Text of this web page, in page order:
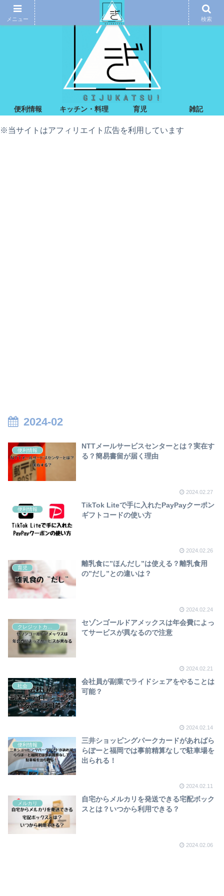
便利情報 キッチン・料理 育児 雑記
※当サイトはアフィリエイト広告を利用しています
2024-02
便利情報
NTTメールサービスセンターとは？実在す
る？簡易書留が届く理由
2024.02.27
便利情報
TikTok Liteで手に入れたPayPayクーポン
ギフトコードの使い方
2024.02.26
育児
離乳食に”ほんだし”は使える？離乳食用
の”だし”との違いは？
2024.02.24
クレジットカード
セゾンゴールドアメックスは年会費によっ
てサービスが異なるので注意
2024.02.21
社会
会社員が副業でライドシェアをやることは
可能？
2024.02.14
便利情報
三井ショッピングパークカードがあればら
らぽーと福岡では事前精算なしで駐車場を
出られる！
2024.02.11
メルカリ
自宅からメルカリを発送できる宅配ボック
スとは？いつから利用できる？
2024.02.06
メニュー 検索